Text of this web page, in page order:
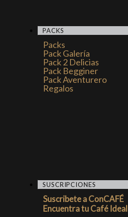
PACKS
Packs
Pack Galería
Pack 2 Delicias
Pack Begginer
Pack Aventurero
Regalos
SUSCRIPCIONES
Suscribete a ConCAFÉ
Encuentra tu Café Ideal